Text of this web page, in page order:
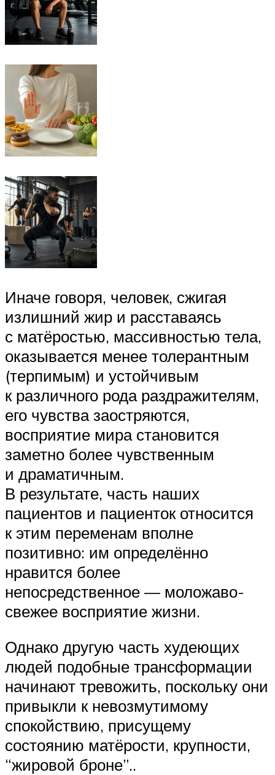
Иначе говоря, человек, сжигая
излишний жир и расставаясь
с матёростью, массивностью тела,
оказывается менее толерантным
(терпимым) и устойчивым
к различного рода раздражителям,
его чувства заостряются,
восприятие мира становится
заметно более чувственным
и драматичным.
В результате, часть наших
пациентов и пациенток относится
к этим переменам вполне
позитивно: им определённо
нравится более
непосредственное — моложаво-
свежее восприятие жизни.
Однако другую часть худеющих
людей подобные трансформации
начинают тревожить, поскольку они
привыкли к невозмутимому
спокойствию, присущему
состоянию матёрости, крупности,
“жировой броне”..